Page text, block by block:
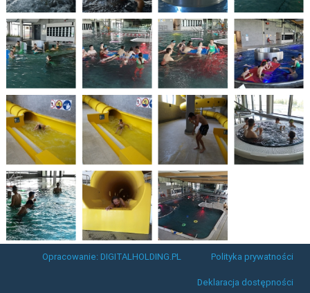
Opracowanie: DIGITALHOLDING.PL Polityka prywatności
Deklaracja dostępności